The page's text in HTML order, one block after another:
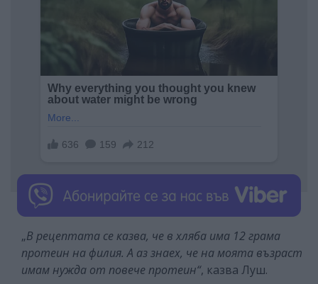
„В рецептата се казва, че в хляба има 12 грама
протеин на филия. А аз знаех, че на моята възраст
имам нужда от повече протеин“, казва Луш.